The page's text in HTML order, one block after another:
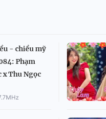
- chiều mỹ
Phạm
x Thu Ngọc